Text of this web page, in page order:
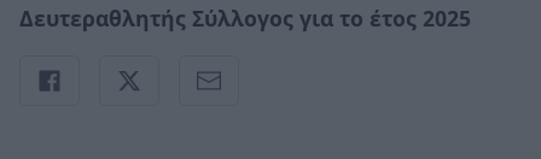
Δευτεραθλητής Σύλλογος για το έτος 2025